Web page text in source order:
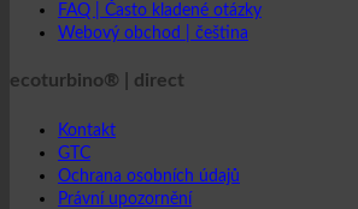
FAQ | Často kladené otázky
Webový obchod | čeština
ecoturbino® | direct
Kontakt
GTC
Ochrana osobních údajů
Právní upozornění